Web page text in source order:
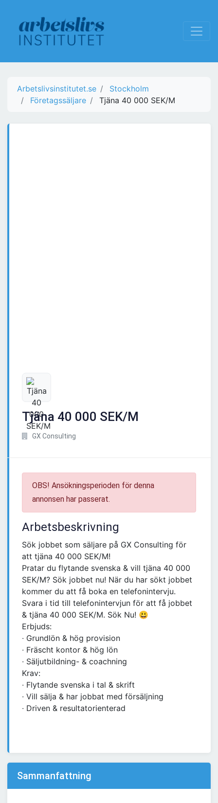
Arbetslivsinstitutet.se
Stockholm
Företagssäljare
Tjäna 40 000 SEK/M
Tjäna 40 000 SEK/M
GX Consulting
OBS! Ansökningsperioden för denna
annonsen har passerat.
Arbetsbeskrivning
Sök jobbet som säljare på GX Consulting för
att tjäna 40 000 SEK/M!
Pratar du flytande svenska & vill tjäna 40 000
SEK/M? Sök jobbet nu! När du har sökt jobbet
kommer du att få boka en telefonintervju.
Svara i tid till telefonintervjun för att få jobbet
& tjäna 40 000 SEK/M. Sök Nu! 😃
Erbjuds:
∙ Grundlön & hög provision
∙ Fräscht kontor & hög lön
∙ Säljutbildning- & coachning
Krav:
∙ Flytande svenska i tal & skrift
∙ Vill sälja & har jobbat med försäljning
∙ Driven & resultatorienterad
Sammanfattning